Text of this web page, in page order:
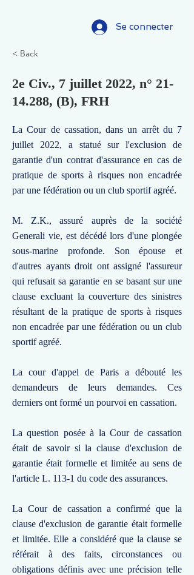
Se connecter
< Back
2e Civ., 7 juillet 2022, n° 21-
14.288, (B), FRH
La Cour de cassation, dans un arrêt du 7
juillet 2022, a statué sur l'exclusion de
garantie d'un contrat d'assurance en cas de
pratique de sports à risques non encadrée
par une fédération ou un club sportif agréé.
M. Z.K., assuré auprès de la société
Generali vie, est décédé lors d'une plongée
sous-marine profonde. Son épouse et
d'autres ayants droit ont assigné l'assureur
qui refusait sa garantie en se basant sur une
clause excluant la couverture des sinistres
résultant de la pratique de sports à risques
non encadrée par une fédération ou un club
sportif agréé.
La cour d'appel de Paris a débouté les
demandeurs de leurs demandes. Ces
derniers ont formé un pourvoi en cassation.
La question posée à la Cour de cassation
était de savoir si la clause d'exclusion de
garantie était formelle et limitée au sens de
l'article L. 113-1 du code des assurances.
La Cour de cassation a confirmé que la
clause d'exclusion de garantie était formelle
et limitée. Elle a considéré que la clause se
référait à des faits, circonstances ou
obligations définis avec une précision telle